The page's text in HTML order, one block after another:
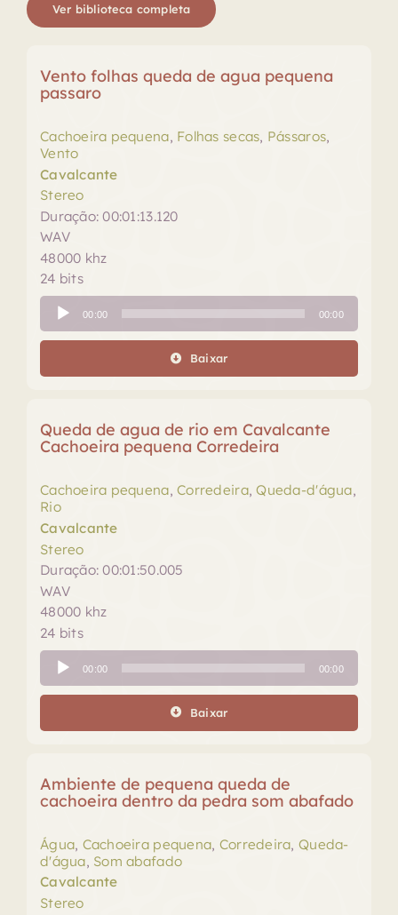
Ver biblioteca completa
Vento folhas queda de agua pequena
passaro
Cachoeira pequena, Folhas secas, Pássaros,
Vento
Cavalcante
Stereo
Duração: 00:01:13.120
WAV
48000 khz
24 bits
Tocador
de
áudio
00:00 00:00
Baixar
Queda de agua de rio em Cavalcante
Cachoeira pequena Corredeira
Cachoeira pequena,Corredeira,Queda-d'água,
Rio
Cavalcante
Stereo
Duração: 00:01:50.005
WAV
48000 khz
24 bits
Tocador
de
áudio
00:00 00:00
Baixar
Ambiente de pequena queda de
cachoeira dentro da pedra som abafado
Água, Cachoeira pequena, Corredeira, Queda-
d'água, Som abafado
Cavalcante
Stereo